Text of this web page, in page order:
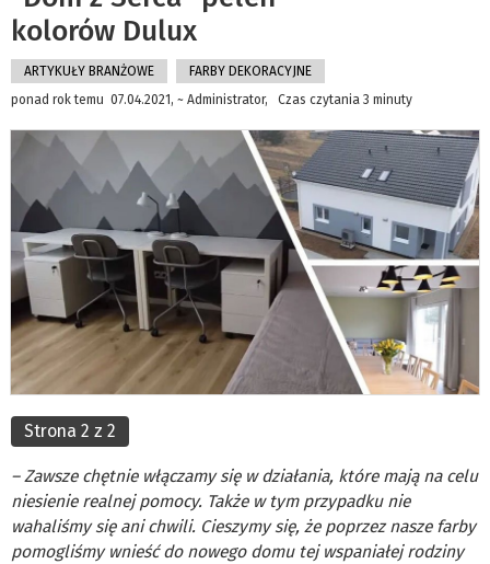
kolorów Dulux
ARTYKUŁY BRANŻOWE
FARBY DEKORACYJNE
ponad rok temu 07.04.2021, ~ Administrator, Czas czytania 3 minuty
Strona 2 z 2
– Zawsze chętnie włączamy się w działania, które mają na celu
niesienie realnej pomocy. Także w tym przypadku nie
wahaliśmy się ani chwili. Cieszymy się, że poprzez nasze farby
pomogliśmy wnieść do nowego domu tej wspaniałej rodziny